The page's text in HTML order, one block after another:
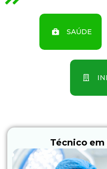
SAÚDE
Técnico